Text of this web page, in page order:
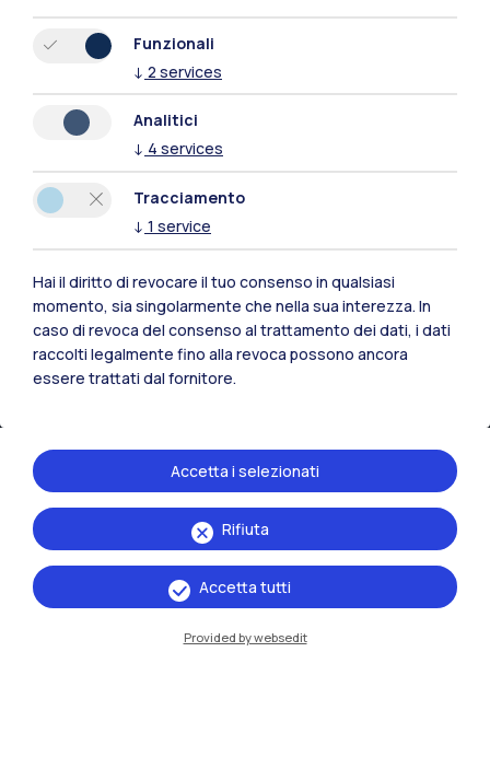
Milano Leonardo
Milano Bovisa
Cremona
Lecco
Mantova
Piacenza
Naviga il sito
Risorse
Contattaci
Funzionali
↓ 2 services
Analitici
↓ 4 services
Tracciamento
↓ 1 service
Hai il diritto di revocare il tuo consenso in qualsiasi
momento, sia singolarmente che nella sua interezza. In
caso di revoca del consenso al trattamento dei dati, i dati
raccolti legalmente fino alla revoca possono ancora
essere trattati dal fornitore.
Rifiuta
Accetta i selezionati
Accetta tutti
Provided by websedit